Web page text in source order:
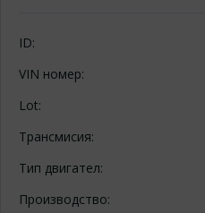
ID:
VIN номер:
Lot:
Трансмисия:
Тип двигател:
Производство: